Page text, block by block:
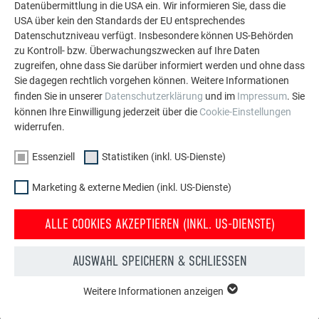
MEHR REFERENZEN ANSEHEN
Dach, Fassade, Solar, Dachentwässerung &
Datenübermittlung in die USA ein. Wir informieren Sie, dass die
USA über kein den Standards der EU entsprechendes
Datenschutzniveau verfügt. Insbesondere können US-Behörden
zu Kontroll- bzw. Überwachungszwecken auf Ihre Daten
zugreifen, ohne dass Sie darüber informiert werden und ohne dass
Sie dagegen rechtlich vorgehen können. Weitere Informationen
finden Sie in unserer Datenschutzerklärung und im Impressum. Sie
können Ihre Einwilligung jederzeit über die Cookie-Einstellungen
widerrufen.
Essenziell Statistiken (inkl. US-Dienste)
Marketing & externe Medien (inkl. US-Dienste)
ALLE COOKIES AKZEPTIEREN (INKL. US-DIENSTE)
AUSWAHL SPEICHERN & SCHLIESSEN
Weitere Informationen anzeigen